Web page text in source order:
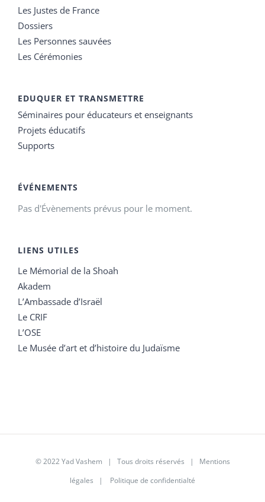
Les Justes de France
Dossiers
Les Personnes sauvées
Les Cérémonies
EDUQUER ET TRANSMETTRE
Séminaires pour éducateurs et enseignants
Projets éducatifs
Supports
ÉVÉNEMENTS
Pas d'Évènements prévus pour le moment.
LIENS UTILES
Le Mémorial de la Shoah
Akadem
L’Ambassade d’Israël
Le CRIF
L’OSE
Le Musée d’art et d’histoire du Judaïsme
© 2022 Yad Vashem | Tous droits réservés | Mentions
légales | Politique de confidentialté